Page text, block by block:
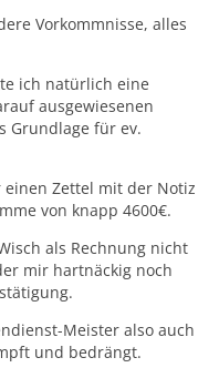
Vorkommnisse, alles
ich natürlich eine
ausgewiesenen
Grundlage für ev.
Zettel mit der Notiz
von knapp 4600€.
als Rechnung nicht
mir hartnäckig noch
Meister also auch
und bedrängt.